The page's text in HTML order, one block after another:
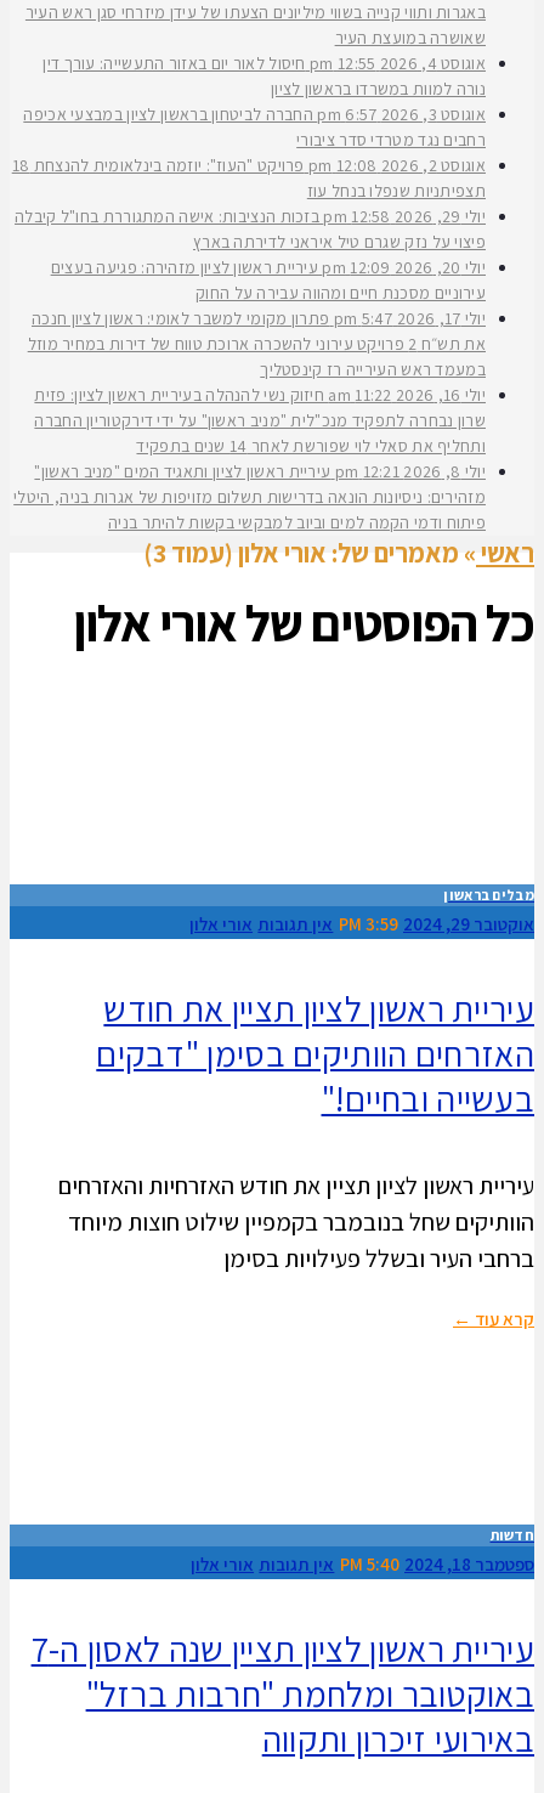
באגרות ותווי קנייה בשווי מיליונים הצעתו של עידן מיזרחי סגן ראש העיר
שאושרה במועצת העיר
אוגוסט 4, 2026
12:55 pm
חיסול לאור יום באזור התעשייה: עורך דין
נורה למוות במשרדו בראשון לציון
אוגוסט 3, 2026
6:57 pm
החברה לביטחון בראשון לציון במבצעי אכיפה
רחבים נגד מטרדי סדר ציבורי
אוגוסט 2, 2026
12:08 pm
פרויקט "העוז": יוזמה בינלאומית להנצחת 18
תצפיתניות שנפלו בנחל עוז
יולי 29, 2026
12:58 pm
בזכות הנציבות: אישה המתגוררת בחו"ל קיבלה
פיצוי על נזק שגרם טיל איראני לדירתה בארץ
יולי 20, 2026
12:09 pm
עיריית ראשון לציון מזהירה: פגיעה בעצים
עירוניים מסכנת חיים ומהווה עבירה על החוק
יולי 17, 2026
5:47 pm
פתרון מקומי למשבר לאומי: ראשון לציון חנכה
את תש״ח 2 פרויקט עירוני להשכרה ארוכת טווח של דירות במחיר מוזל
במעמד ראש העירייה רז קינסטליך
יולי 16, 2026
11:22 am
חיזוק נשי להנהלה בעיריית ראשון לציון: פזית
שרון נבחרה לתפקיד מנכ"לית "מניב ראשון" על ידי דירקטוריון החברה
ותחליף את סאלי לוי שפורשת לאחר 14 שנים בתפקיד
יולי 8, 2026
12:21 pm
עיריית ראשון לציון ותאגיד המים "מניב ראשון"
מזהירים: ניסיונות הונאה בדרישות תשלום מזויפות של אגרות בניה, היטלי
פיתוח ודמי הקמה למים וביוב למבקשי בקשות להיתר בניה
ראשי» מאמרים של: אורי אלון (עמוד 3)
כל הפוסטים שלאורי אלון
מבלים בראשון
אוקטובר 29, 2024 3:59 PM אין תגובות אורי אלון
עיריית ראשון לציון תציין את חודש
האזרחים הוותיקים בסימן "דבקים
בעשייה ובחיים!"
עיריית ראשון לציון תציין את חודש האזרחיות והאזרחים
הוותיקים שחל בנובמבר בקמפיין שילוט חוצות מיוחד
ברחבי העיר ובשלל פעילויות בסימן
קרא עוד ←
חדשות
ספטמבר 18, 2024 5:40 PM אין תגובות אורי אלון
עיריית ראשון לציון תציין שנה לאסון ה-7
באוקטובר ומלחמת "חרבות ברזל"
באירועי זיכרון ותקווה